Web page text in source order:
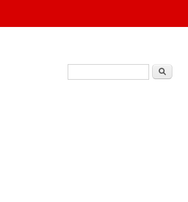
Formulaire de recherche
Rechercher